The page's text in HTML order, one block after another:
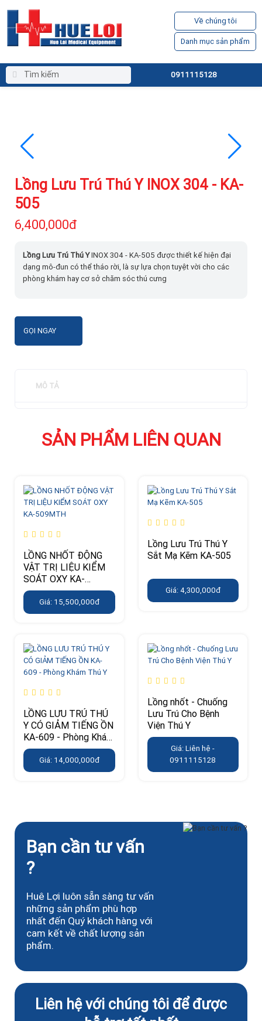
Về chúng tôi
Danh mục sản phẩm
0911115128
Lồng Lưu Trú Thú Y INOX 304 - KA-
505
6,400,000đ
Lồng Lưu Trú Thú YINOX 304 - KA-505 được thiết kế hiện đại
dạng mô-đun có thể tháo rời, là sự lựa chọn tuyệt vời cho các
phòng khám hay cơ sở chăm sóc thú cưng
GỌI NGAY
MÔ TẢ
SẢN PHẨM LIÊN QUAN
LỒNG NHỐT ĐỘNG
VẬT TRỊ LIỆU KIỂM
SOÁT OXY KA-
509MTH
Giá: 15,500,000đ
Lồng Lưu Trú Thú Y
Sắt Mạ Kẽm KA-505
Giá: 4,300,000đ
LỒNG LƯU TRÚ THÚ
Y CÓ GIẢM TIẾNG ỒN
KA-609 - Phòng Khám
Thú Y
Giá: 14,000,000đ
Lồng nhốt - Chuống
Lưu Trú Cho Bệnh
Viện Thú Y
Giá: Liên hệ -
0911115128
Bạn cần tư vấn
?
Huê Lợi luôn sẵn sàng tư vấn
những sản phẩm phù hợp
nhất đến Quý khách hàng với
cam kết về chất lượng sản
phẩm.
Liên hệ với chúng tôi để được